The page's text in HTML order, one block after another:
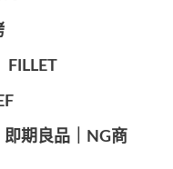
FILLET
期良品｜NG商